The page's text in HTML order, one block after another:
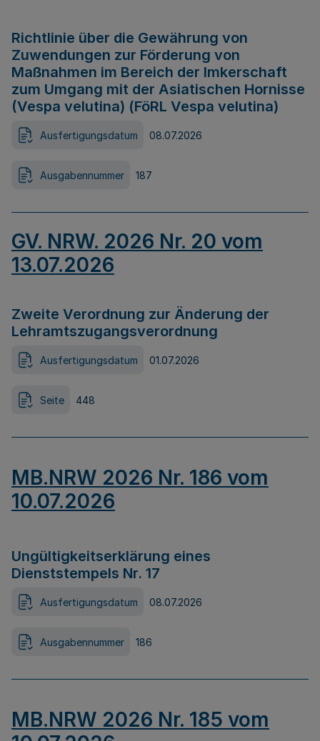
Richtlinie über die Gewährung von
Zuwendungen zur Förderung von
Maßnahmen im Bereich der Imkerschaft
zum Umgang mit der Asiatischen Hornisse
(Vespa velutina) (FöRL Vespa velutina)
Ausfertigungsdatum 08.07.2026
Ausgabennummer 187
GV. NRW. 2026 Nr. 20 vom
13.07.2026
Zweite Verordnung zur Änderung der
Lehramtszugangsverordnung
Ausfertigungsdatum 01.07.2026
Seite 448
MB.NRW 2026 Nr. 186 vom
10.07.2026
Ungültigkeitserklärung eines
Dienststempels Nr. 17
Ausfertigungsdatum 08.07.2026
Ausgabennummer 186
MB.NRW 2026 Nr. 185 vom